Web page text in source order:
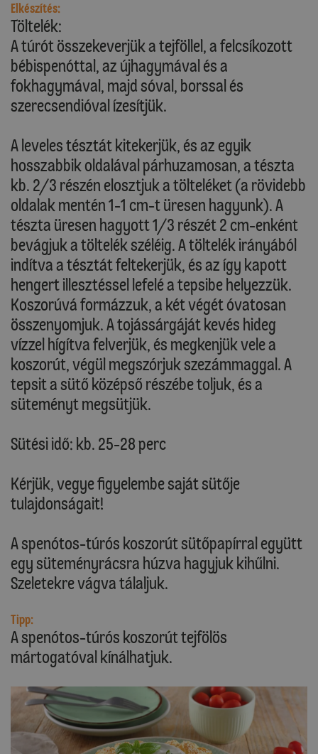
Elkészítés:
Töltelék:
A túrót összekeverjük a tejföllel, a felcsíkozott
bébispenóttal, az újhagymával és a
fokhagymával, majd sóval, borssal és
szerecsendióval ízesítjük.
A leveles tésztát kitekerjük, és az egyik
hosszabbik oldalával párhuzamosan, a tészta
kb. 2/3 részén elosztjuk a tölteléket (a rövidebb
oldalak mentén 1-1 cm-t üresen hagyunk). A
tészta üresen hagyott 1/3 részét 2 cm-enként
bevágjuk a töltelék széléig. A töltelék irányából
indítva a tésztát feltekerjük, és az így kapott
hengert illesztéssel lefelé a tepsibe helyezzük.
Koszorúvá formázzuk, a két végét óvatosan
összenyomjuk. A tojássárgáját kevés hideg
vízzel hígítva felverjük, és megkenjük vele a
koszorút, végül megszórjuk szezámmaggal. A
tepsit a sütő középső részébe toljuk, és a
süteményt megsütjük.
Sütési idő: kb. 25-28 perc
Kérjük, vegye figyelembe saját sütője
tulajdonságait!
A spenótos-túrós koszorút sütőpapírral együtt
egy süteményrácsra húzva hagyjuk kihűlni.
Szeletekre vágva tálaljuk.
Tipp:
A spenótos-túrós koszorút tejfölös
mártogatóval kínálhatjuk.